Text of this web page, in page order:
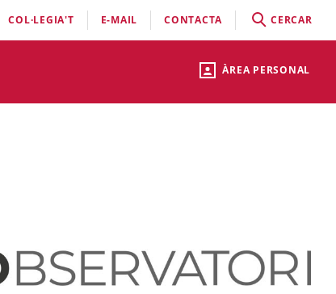
ÀREA PERSONAL
COL·LEGIA'T E-MAIL CONTACTA CERCAR